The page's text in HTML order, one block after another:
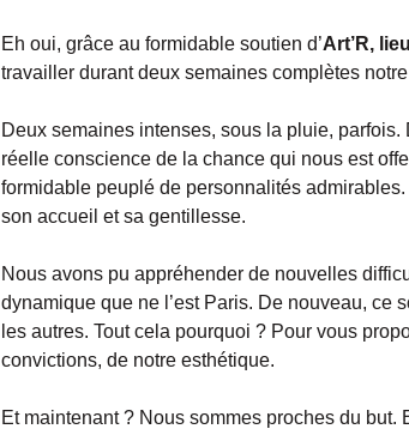
Eh oui, grâce au formidable soutien d’Art’R,
travailler durant deux semaines complètes
Deux semaines intenses, sous la pluie,
réelle conscience de la chance qui nous est
formidable peuplé de personnalités
son accueil et sa gentillesse.
Nous avons pu appréhender de nouvelles
dynamique que ne l’est Paris. De nouveau, ce
les autres. Tout cela pourquoi ? Pour vous
convictions, de notre esthétique.
Et maintenant ? Nous sommes proches du